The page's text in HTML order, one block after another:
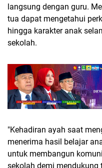
langsung dengan guru.
tua dapat mengetahui
hingga karakter anak
sekolah.
"Kehadiran ayah saat
menerima hasil belajar
untuk membangun
sekolah demi mendukung